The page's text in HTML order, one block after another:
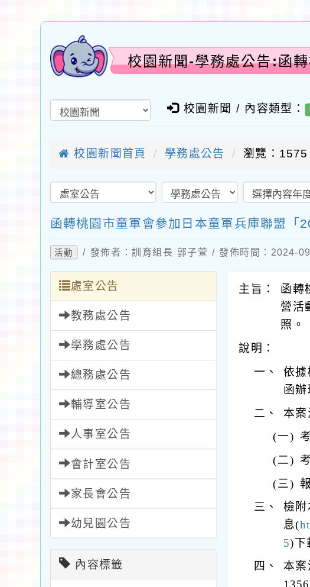
校園新聞-學務處公告:函
校園新聞 / 內容類型：
校園新聞首頁 學務處公告 瀏覽：1575
函轉桃園市童軍會參加日本童軍兵庫聯盟「
活動 / 發佈者：訓育組長 郭子萱 / 發佈時間：2024-
處室公告
教務處公告
學務處公告
總務處公告
輔導室公告
人事室公告
會計室公告
家長會公告
幼兒園公告
內容標籤
主旨：
函轉
營活
照。
說明：
一、 依據
函辦
二、 本案
(一)
(二)
(三)
三、 檢附
息(
5)下
四、
本案